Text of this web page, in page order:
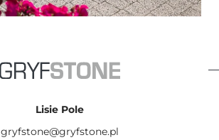
Lisie Pole
gryfstone@gryfstone.pl